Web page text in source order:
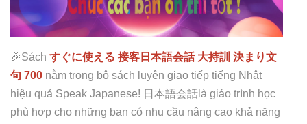
🎉Sách すぐに使える 接客日本語会話 大持訓 決まり文
句 700 nằm trong bộ sách luyện giao tiếp tiếng Nhật
hiệu quả Speak Japanese! 日本語会話là giáo trình học
phù hợp cho những bạn có nhu cầu nâng cao khả năng